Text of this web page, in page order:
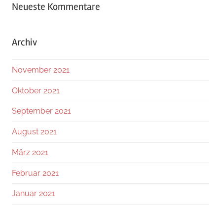
Neueste Kommentare
Archiv
November 2021
Oktober 2021
September 2021
August 2021
März 2021
Februar 2021
Januar 2021